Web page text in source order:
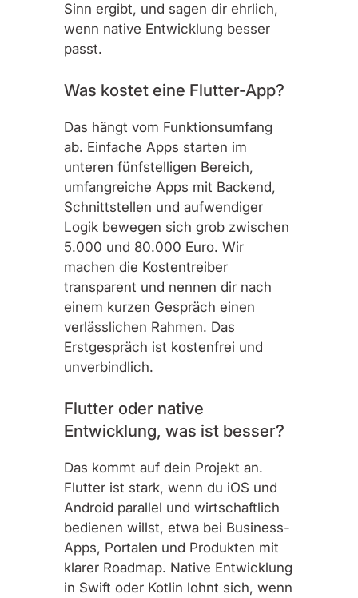
Sinn ergibt, und sagen dir ehrlich,
wenn native Entwicklung besser
passt.
Was kostet eine Flutter-App?
Das hängt vom Funktionsumfang
ab. Einfache Apps starten im
unteren fünfstelligen Bereich,
umfangreiche Apps mit Backend,
Schnittstellen und aufwendiger
Logik bewegen sich grob zwischen
5.000 und 80.000 Euro. Wir
machen die Kostentreiber
transparent und nennen dir nach
einem kurzen Gespräch einen
verlässlichen Rahmen. Das
Erstgespräch ist kostenfrei und
unverbindlich.
Flutter oder native
Entwicklung, was ist besser?
Das kommt auf dein Projekt an.
Flutter ist stark, wenn du iOS und
Android parallel und wirtschaftlich
bedienen willst, etwa bei Business-
Apps, Portalen und Produkten mit
klarer Roadmap. Native Entwicklung
in Swift oder Kotlin lohnt sich, wenn